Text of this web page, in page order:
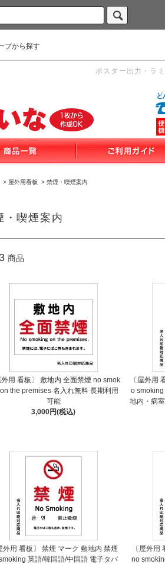
プから探す
ポスター出力・ラ
> 屋外用看板 > 禁煙・喫煙案内
・喫煙案内
商品
用 看板〕 敷地内 全面禁煙 no smok
the premises 名入れ無料 長期利用
可能
3,000円(税込)
〔屋外用
o smoking
地内・病
外用 看板〕 禁煙 マーク 敷地内 禁煙
英語/韓国語/中国語 電子タバ
〔屋外用
no